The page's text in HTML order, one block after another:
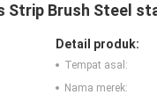
Brush Steel
Detail produk:
Tempat asal:
Nama merek: